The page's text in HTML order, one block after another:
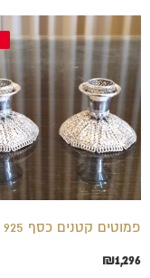
פמוטים קטנים כסף 925
₪1,296